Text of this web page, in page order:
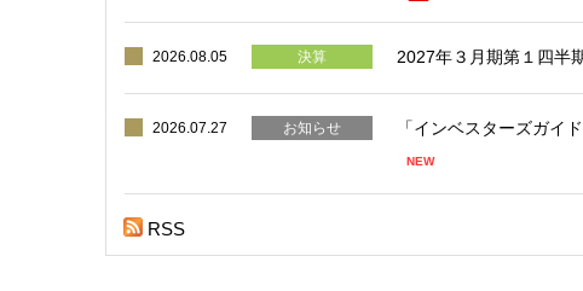
2026.08.05 決算 2027年３月期第１四半
2026.07.27 お知らせ
RSS